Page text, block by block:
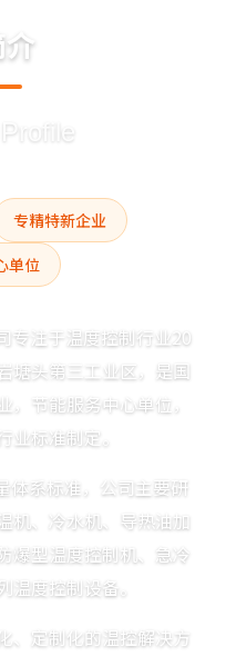
专精特新企业
单位
专注于温度控制行业20
塘头第三工业区，是国
节能服务中心单位，
标准制定。
体系标准，公司主要研
机、冷水机、导热油加
爆型温度控制机、急冷
度控制设备。
、定制化的温控解决方